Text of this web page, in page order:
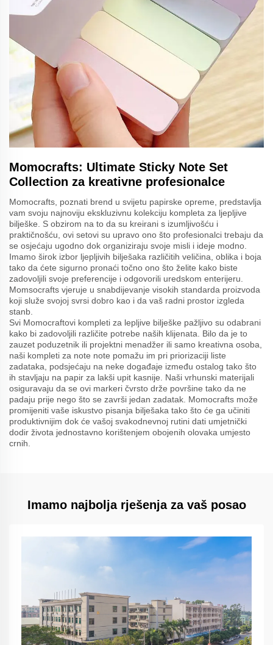
Momocrafts: Ultimate Sticky Note Set
Collection za kreativne profesionalce
Momocrafts, poznati brend u svijetu papirske opreme, predstavlja
vam svoju najnoviju ekskluzivnu kolekciju kompleta za ljepljive
bilješke. S obzirom na to da su kreirani s izumljivošću i
praktičnošću, ovi setovi su upravo ono što profesionalci trebaju da
se osjećaju ugodno dok organiziraju svoje misli i ideje modno.
Imamo širok izbor ljepljivih bilješaka različitih veličina, oblika i boja
tako da ćete sigurno pronaći točno ono što želite kako biste
zadovoljili svoje preferencije i odgovorili uredskom enterijeru.
Momsocrafts vjeruje u snabdijevanje visokih standarda proizvoda
koji služe svojoj svrsi dobro kao i da vaš radni prostor izgleda
stanb.
Svi Momocraftovi kompleti za lepljive bilješke pažljivo su odabrani
kako bi zadovoljili različite potrebe naših klijenata. Bilo da je to
zauzet poduzetnik ili projektni menadžer ili samo kreativna osoba,
naši kompleti za note note pomažu im pri priorizaciji liste
zadataka, podsjećaju na neke događaje između ostalog tako što
ih stavljaju na papir za lakši upit kasnije. Naši vrhunski materijali
osiguravaju da se ovi markeri čvrsto drže površine tako da ne
padaju prije nego što se završi jedan zadatak. Momocrafts može
promijeniti vaše iskustvo pisanja bilješaka tako što će ga učiniti
produktivnijim dok će vašoj svakodnevnoj rutini dati umjetnički
dodir života jednostavno korištenjem obojenih olovaka umjesto
crnih.
Imamo najbolja rješenja za vaš posao